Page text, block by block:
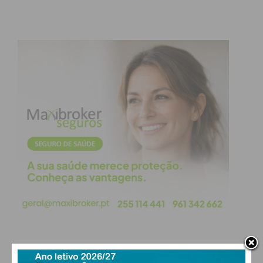
enquanto transmissores de cultura, história e
sabedoria e enfatizando o vínculo que representam
entre as antigas e novas gerações.
Subscreva a newsletter do
Imediato
atualizada.